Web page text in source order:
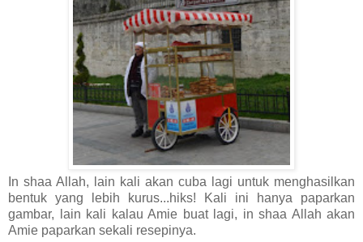
In shaa Allah, lain kali akan cuba lagi untuk menghasilkan
bentuk yang lebih kurus...hiks! Kali ini hanya paparkan
gambar, lain kali kalau Amie buat lagi, in shaa Allah akan
Amie paparkan sekali resepinya.